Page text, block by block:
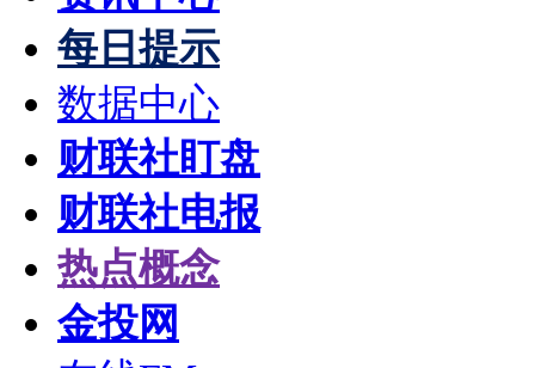
每日提示
数据中心
财联社盯盘
财联社电报
热点概念
金投网